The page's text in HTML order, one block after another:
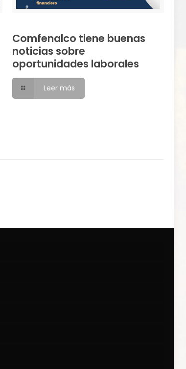
Comfenalco tiene buenas
noticias sobre
oportunidades laborales
Leer más